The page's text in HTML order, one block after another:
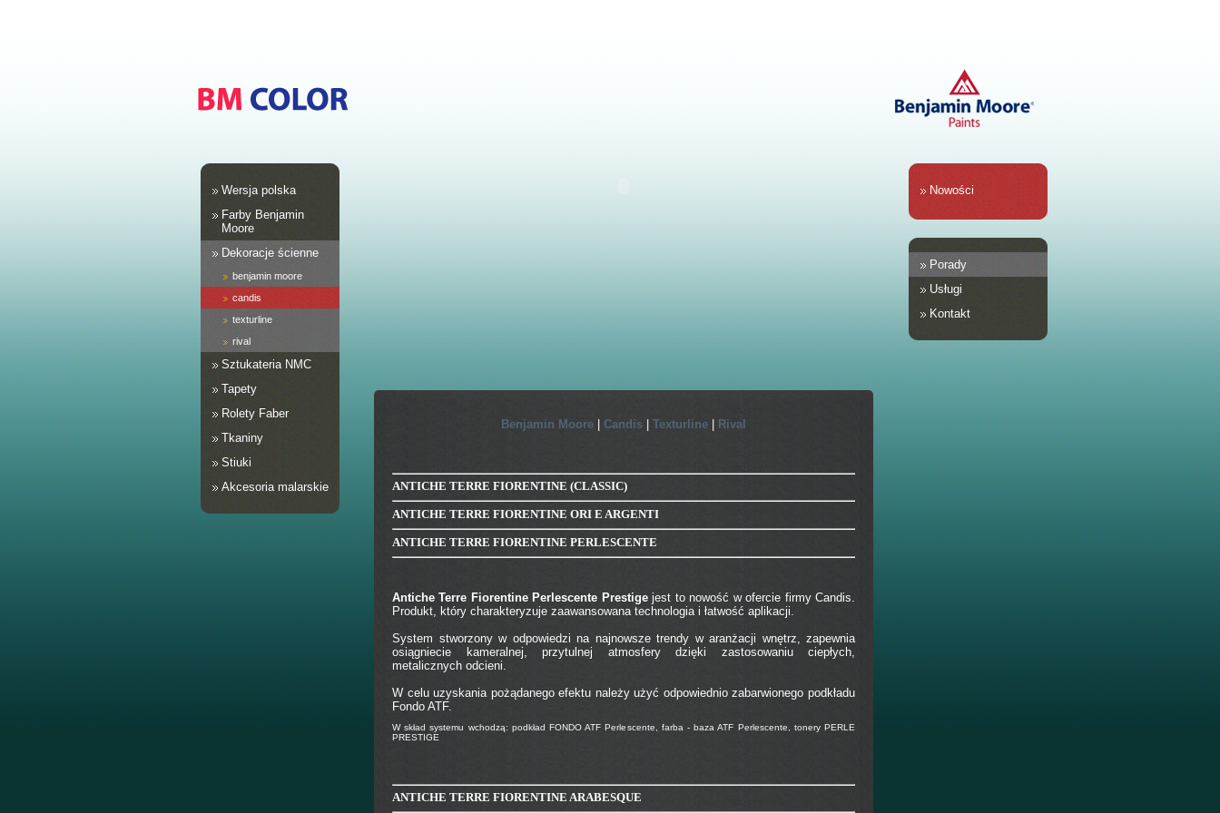
Wersja polska
Farby Benjamin
Moore
Dekoracje ścienne
benjamin moore
candis
texturline
rival
Sztukateria NMC
Tapety
Rolety Faber
Tkaniny
Stiuki
Akcesoria malarskie
Benjamin Moore Candis Texturline Rival
ANTICHE TERRE FIORENTINE (CLASSIC)
ANTICHE TERRE FIORENTINE ORI E ARGENTI
ANTICHE TERRE FIORENTINE PERLESCENTE
Antiche Terre Fiorentine Perlescente Prestigejest to nowość w ofercie firmy Candis.
Produkt, który charakteryzuje zaawansowana technologia i łatwość aplikacji.
System stworzony w odpowiedzi na najnowsze trendy w aranżacji wnętrz, zapewnia
osiągniecie kameralnej, przytulnej atmosfery dzięki zastosowaniu ciepłych,
metalicznych odcieni.
W celu uzyskania pożądanego efektu należy użyć odpowiednio zabarwionego podkładu
Fondo ATF.
W skład systemu wchodzą: podkład FONDO ATF Perlescente, farba - baza ATF Perlescente, tonery PERLE
PRESTIGE
ANTICHE TERRE FIORENTINE ARABESQUE
Nowości
Porady
Usługi
Kontakt